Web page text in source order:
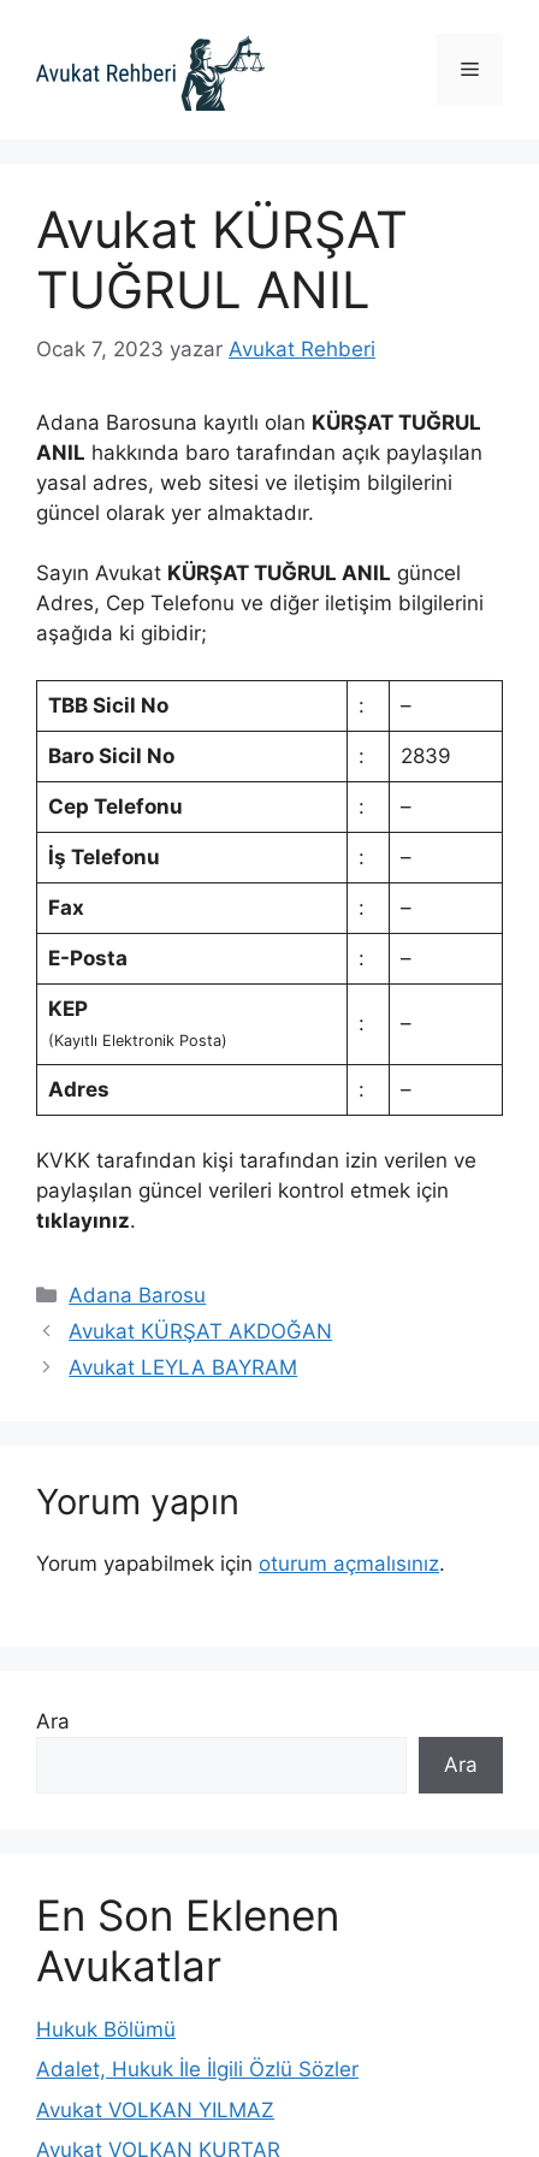
Menü
Avukat KÜRŞAT
TUĞRUL ANIL
Ocak 7, 2023 yazar Avukat Rehberi
Adana Barosuna kayıtlı olan KÜRŞAT TUĞRUL
ANIL hakkında baro tarafından açık paylaşılan
yasal adres, web sitesi ve iletişim bilgilerini
güncel olarak yer almaktadır.
Sayın Avukat KÜRŞAT TUĞRUL ANIL güncel
Adres, Cep Telefonu ve diğer iletişim bilgilerini
aşağıda ki gibidir;
TBB Sicil No : –
Baro Sicil No : 2839
Cep Telefonu : –
İş Telefonu : –
Fax : –
E-Posta : –
KEP
(Kayıtlı Elektronik Posta)
: –
Adres : –
KVKK tarafından kişi tarafından izin verilen ve
paylaşılan güncel verileri kontrol etmek için
tıklayınız.
Kategoriler
Adana Barosu
Avukat KÜRŞAT AKDOĞAN
Avukat LEYLA BAYRAM
Yorum yapın
Yorum yapabilmek için oturum açmalısınız.
Ara
Ara
En Son Eklenen
Avukatlar
Hukuk Bölümü
Adalet, Hukuk İle İlgili Özlü Sözler
Avukat VOLKAN YILMAZ
Avukat VOLKAN KURTAR